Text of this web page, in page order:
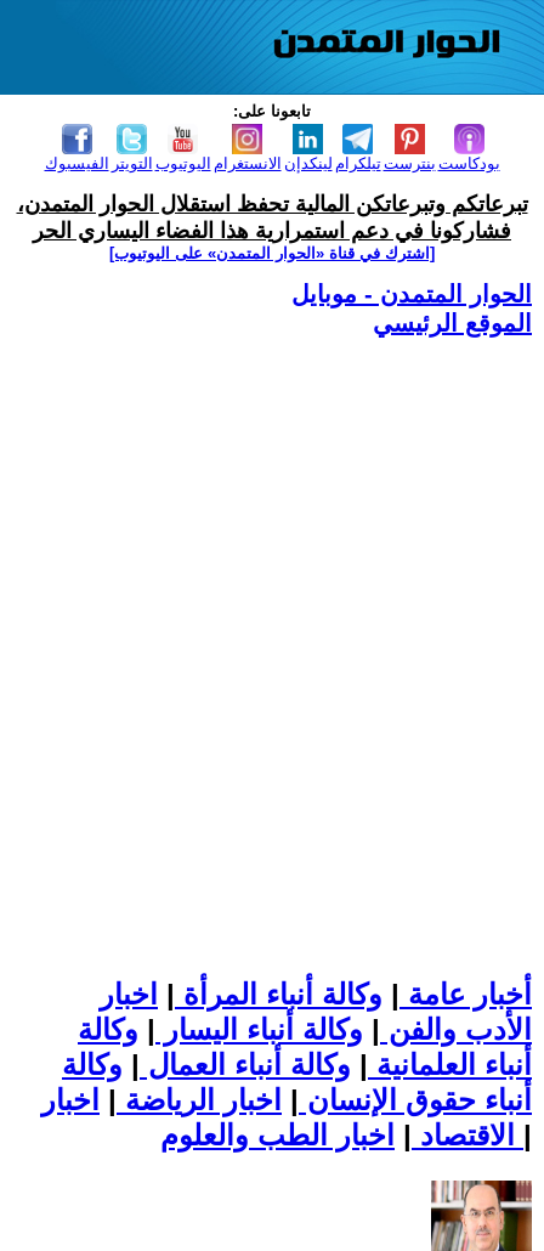
تابعونا على:
الفيسبوك التويتر اليوتيوب الانستغرام لينكدإن تيلكرامبنترست بودكاست
تبرعاتكم وتبرعاتكن المالية تحفظ استقلال الحوار المتمدن،
فشاركونا في دعم استمرارية هذا الفضاء اليساري الحر
[اشترك في قناة ‫«الحوار المتمدن» على اليوتيوب]
الحوار المتمدن - موبايل
الموقع الرئيسي
أخبار عامة | وكالة أنباء المرأة | اخبار
الأدب والفن | وكالة أنباء اليسار | وكالة
أنباء العلمانية | وكالة أنباء العمال | وكالة
أنباء حقوق الإنسان | اخبار الرياضة | اخبار
الاقتصاد | |